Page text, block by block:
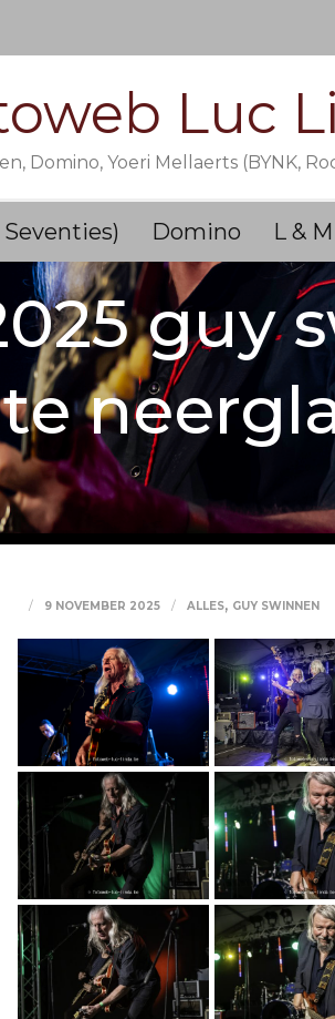
Luc
Domino, Yoeri Mellaerts (BYNK,
Domino L &
guy
9 NOVEMBER 2025 ALLES, GUY SWINNEN